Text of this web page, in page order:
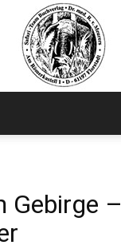
Gebirge –